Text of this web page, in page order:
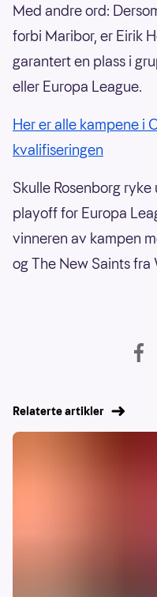
Med andre ord:
forbi Maribor, er Eirik
garantert en plass i
eller Europa League.
Her er alle kampene i
kvalifiseringen
Skulle Rosenborg
playoff for Europa
vinneren av kampen
og The New Saints fra
Relaterte artikler